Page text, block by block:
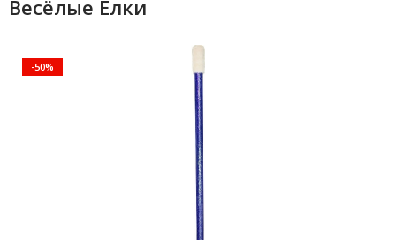
Весёлые Ёлки
-50%